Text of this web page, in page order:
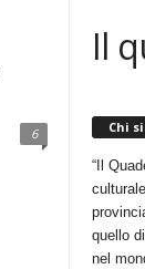
6
Il
Chi
“Il
quello
nel